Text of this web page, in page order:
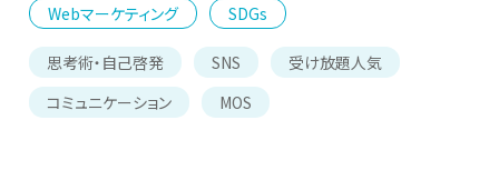
Webマーケティング
SDGs
思考術・自己啓発 SNS
受け放題人気
コミュニケーション
MOS